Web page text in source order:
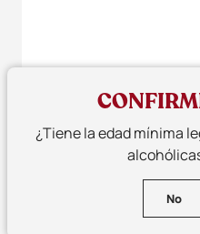
¿Tiene la edad mínima
No